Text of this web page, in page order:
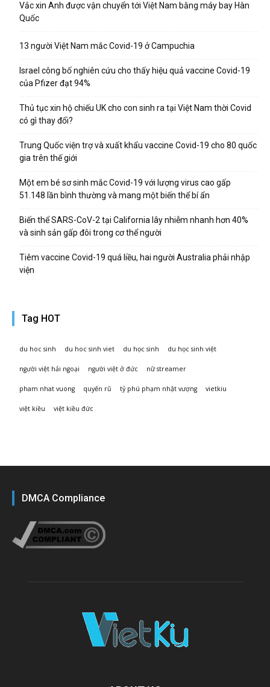
Vắc xin Anh được vận chuyển tới Việt Nam bằng máy bay Hàn
Quốc
13 người Việt Nam mắc Covid-19 ở Campuchia
Israel công bố nghiên cứu cho thấy hiệu quả vaccine Covid-19
của Pfizer đạt 94%
Thủ tục xin hộ chiếu UK cho con sinh ra tại Việt Nam thời Covid
có gì thay đổi?
Trung Quốc viện trợ và xuất khẩu vaccine Covid-19 cho 80 quốc
gia trên thế giới
Một em bé sơ sinh mắc Covid-19 với lượng virus cao gấp
51.148 lần bình thường và mang một biến thể bí ẩn
Biến thể SARS-CoV-2 tại California lây nhiễm nhanh hơn 40%
và sinh sản gấp đôi trong cơ thể người
Tiêm vaccine Covid-19 quá liều, hai người Australia phải nhập
viện
Tag HOT
du hoc sinh du hoc sinh viet du học sinh du học sinh việt
người việt hải ngoại người việt ở đức nữ streamer
pham nhat vuong quyến rũ tỷ phú phạm nhật vượng vietkiu
việt kiều việt kiều đức
DMCA Compliance